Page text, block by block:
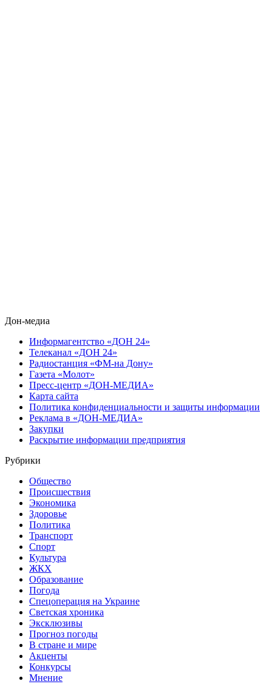
Дон-медиа
Информагентство «ДОН 24»
Телеканал «ДОН 24»
Радиостанция «ФМ-на Дону»
Газета «Молот»
Пресс-центр «ДОН-МЕДИА»
Карта сайта
Политика конфиденциальности и защиты информации
Реклама в «ДОН-МЕДИА»
Закупки
Раскрытие информации предприятия
Рубрики
Общество
Происшествия
Экономика
Здоровье
Политика
Транспорт
Спорт
Культура
ЖКХ
Образование
Погода
Спецоперация на Украине
Светская хроника
Эксклюзивы
Прогноз погоды
В стране и мире
Акценты
Конкурсы
Мнение